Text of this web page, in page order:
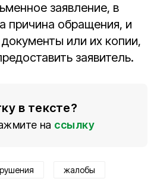
заявление, в
причина обращения, и
или их копии,
заявитель.
в тексте?
на ссылку
жалобы